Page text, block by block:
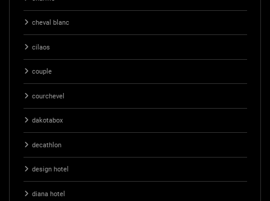
cheval blanc
cilaos
couple
courchevel
dakotabox
decathlon
design hotel
diana hotel